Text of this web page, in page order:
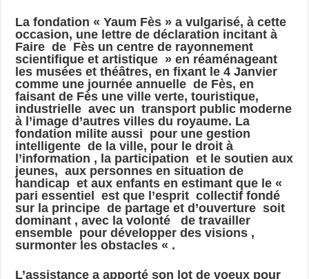
La fondation « Yaum Fès » a vulgarisé, à cette
occasion, une lettre de déclaration incitant à
Faire de Fès un centre de rayonnement
scientifique et artistique » en réaménageant
les musées et théâtres, en fixant le 4 Janvier
comme une journée annuelle de Fès, en
faisant de Fès une ville verte, touristique,
industrielle avec un transport public moderne
à l’image d’autres villes du royaume. La
fondation milite aussi pour une gestion
intelligente de la ville, pour le droit à
l’information , la participation et le soutien aux
jeunes, aux personnes en situation de
handicap et aux enfants en estimant que le «
pari essentiel est que l’esprit collectif fondé
sur la principe de partage et d’ouverture soit
dominant , avec la volonté de travailler
ensemble pour développer des visions ,
surmonter les obstacles « .
L’assistance a apporté son lot de voeux pour